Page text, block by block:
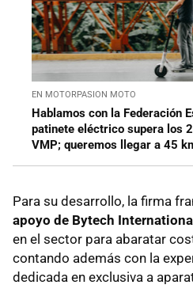
EN MOTORPASION MOTO
Hablamos con la Federación
patinete eléctrico supera los
VMP; queremos llegar a 45
Para su desarrollo, la firma
apoyo de Bytech International
en el sector para abaratar
contando además con la
dedicada en exclusiva a